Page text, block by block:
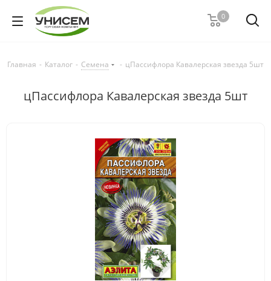
0
Главная - Каталог - Семена - цПассифлора Кавалерская звезда 5шт
цПассифлора Кавалерская звезда 5шт